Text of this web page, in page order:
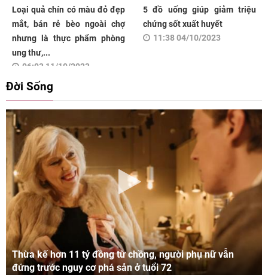
Loại quả chín có màu đỏ đẹp
mắt, bán rẻ bèo ngoài chợ
nhưng là thực phẩm phòng
ung thư,...
06:03 11/10/2023
5 đồ uống giúp giảm triệu
chứng sốt xuất huyết
11:38 04/10/2023
Đời Sống
Thừa kế hơn 11 tỷ đồng từ chồng, người phụ nữ vẫn
đứng trước nguy cơ phá sản ở tuổi 72